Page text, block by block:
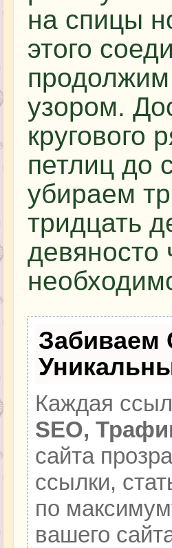
на спицы
этого
узором.
кругового
петлиц до
убираем
тридцать
девяносто
Каждая
SEO,
сайта
ссылки,
по
вашего